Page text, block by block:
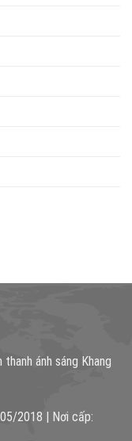
ánh sáng Khang
2018 | Nơi cấp: